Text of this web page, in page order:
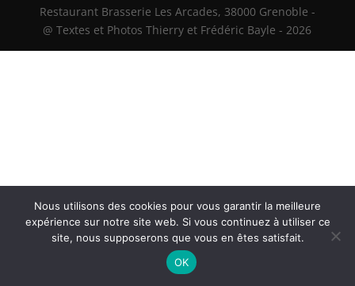
Restaurant Brasserie Les Arcades, 38000 Grenoble -
@ Textes et Photos Thierry et Frédéric Bayle - 2026
Nous utilisons des cookies pour vous garantir la meilleure
expérience sur notre site web. Si vous continuez à utiliser ce
site, nous supposerons que vous en êtes satisfait.
OK